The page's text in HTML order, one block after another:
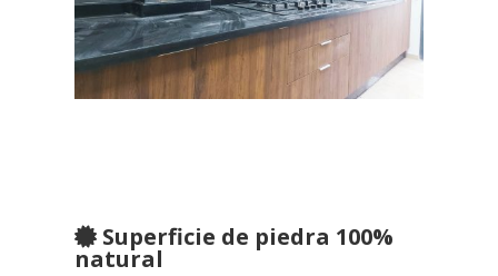
Superficie de piedra 100%
natural